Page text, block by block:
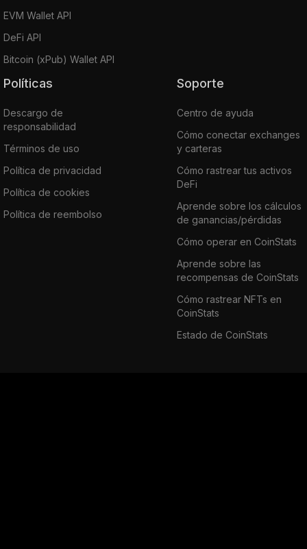
EVM Wallet API
DeFi API
Bitcoin (xPub) Wallet API
Políticas
Descargo de
responsabilidad
Términos de uso
Política de privacidad
Política de cookies
Política de reembolso
Soporte
Centro de ayuda
Cómo conectar exchanges
y carteras
Cómo rastrear tus activos
DeFi
Aprende sobre los cálculos
de ganancias/pérdidas
Cómo operar en CoinStats
Aprende sobre las
recompensas de CoinStats
Cómo rastrear NFTs en
CoinStats
Estado de CoinStats